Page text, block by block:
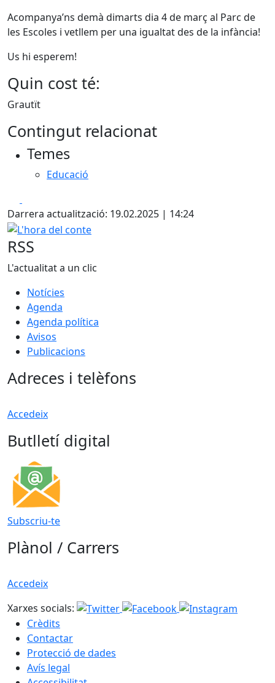
Acompanya’ns demà dimarts dia 4 de març al Parc de
les Escoles i vetllem per una igualtat des de la infància!
Us hi esperem!
Quin cost té:
Grautït
Contingut relacionat
Temes
Educació
Darrera actualització: 19.02.2025 | 14:24
L'hora del conte
RSS
L'actualitat a un clic
Notícies
Agenda
Agenda política
Avisos
Publicacions
Adreces i telèfons
Accedeix
Butlletí digital
Subscriu-te
Plànol / Carrers
Accedeix
Xarxes socials:
Crèdits
Contactar
Protecció de dades
Avís legal